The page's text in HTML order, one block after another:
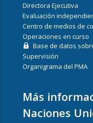
Directora Ejecutiva
Evaluación
Centro de medios de
Operaciones en curso
Base de datos
Supervisión
Organigrama del PMA
Más
Naciones